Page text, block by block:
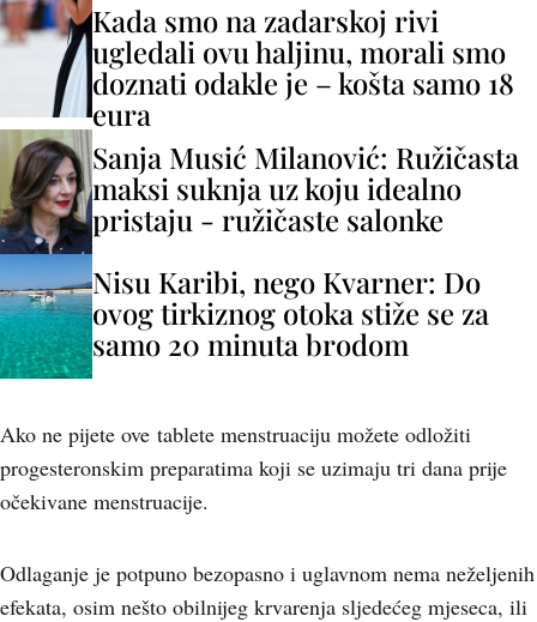
Kada smo na zadarskoj rivi
ugledali ovu haljinu, morali smo
doznati odakle je – košta samo 18
eura
Sanja Musić Milanović: Ružičasta
maksi suknja uz koju idealno
pristaju - ružičaste salonke
Nisu Karibi, nego Kvarner: Do
ovog tirkiznog otoka stiže se za
samo 20 minuta brodom
Ako ne pijete ove tablete menstruaciju možete odložiti
progesteronskim preparatima koji se uzimaju tri dana prije
očekivane menstruacije.
Odlaganje je potpuno bezopasno i uglavnom nema neželjenih
efekata, osim nešto obilnijeg krvarenja sljedećeg mjeseca, ili